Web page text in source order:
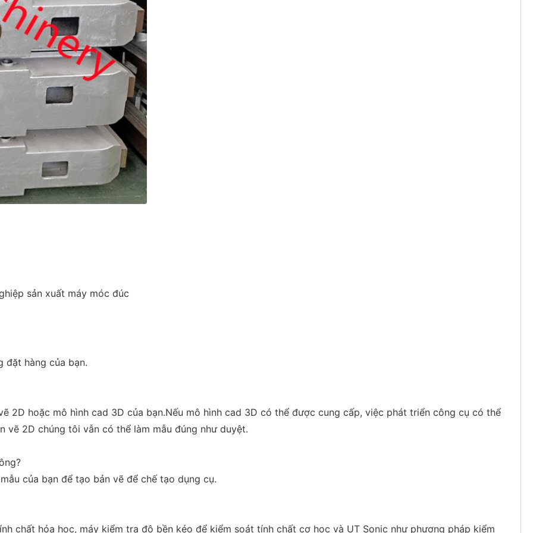
sản xuất máy móc đúc
đặt hàng của bạn.
2D hoặc mô hình cad 3D của bạn.Nếu mô hình cad 3D có thể được cung cấp, việc phát triển công cụ có thể
vẽ 2D chúng tôi vẫn có thể làm mẫu đúng như duyệt.
của bạn để tạo bản vẽ để chế tạo dụng cụ.
chất hóa học, máy kiểm tra độ bền kéo để kiểm soát tính chất cơ học và UT Sonic như phương pháp kiểm